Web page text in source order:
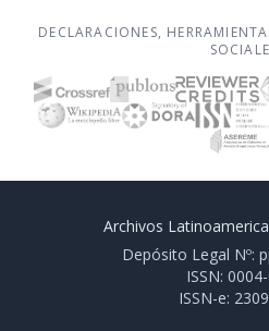
DECLARACIONES,
Archivos
Depósito Legal Nº:
ISSN:
ISSN-e: